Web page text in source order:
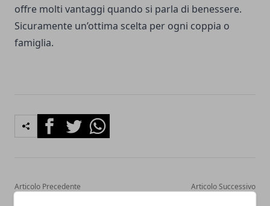
offre molti vantaggi quando si parla di benessere.
Sicuramente un’ottima scelta per ogni coppia o
famiglia.
FacebookTwitterWhatsapp
Articolo Precedente Articolo Successivo